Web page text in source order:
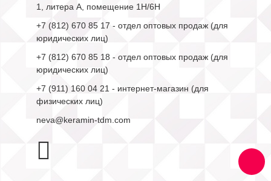
1, литера А, помещение 1Н/6Н
+7 (812) 670 85 17 - отдел оптовых продаж (для
юридических лиц)
+7 (812) 670 85 18 - отдел оптовых продаж (для
юридических лиц)
+7 (911) 160 04 21 - интернет-магазин (для
физических лиц)
neva@keramin-tdm.com